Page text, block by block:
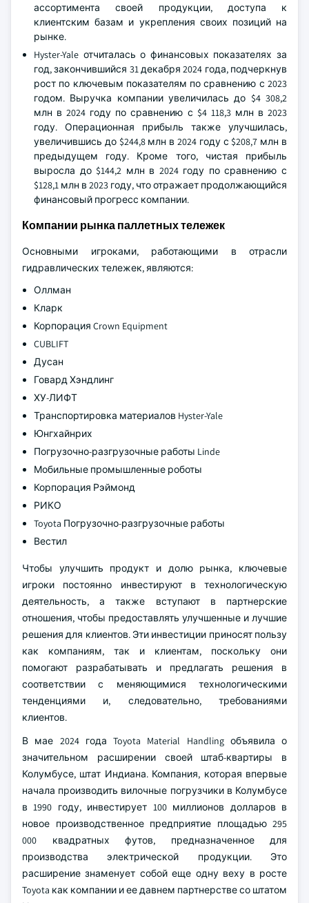
ассортимента своей продукции, доступа к
клиентским базам и укрепления своих позиций на
рынке.
Hyster-Yale отчиталась о финансовых показателях за
год, закончившийся 31 декабря 2024 года, подчеркнув
рост по ключевым показателям по сравнению с 2023
годом. Выручка компании увеличилась до $4 308,2
млн в 2024 году по сравнению с $4 118,3 млн в 2023
году. Операционная прибыль также улучшилась,
увеличившись до $244,8 млн в 2024 году с $208,7 млн в
предыдущем году. Кроме того, чистая прибыль
выросла до $144,2 млн в 2024 году по сравнению с
$128,1 млн в 2023 году, что отражает продолжающийся
финансовый прогресс компании.
Компании рынка паллетных тележек
Основными игроками, работающими в отрасли
гидравлических тележек, являются:
Оллман
Кларк
Корпорация Crown Equipment
CUBLIFT
Дусан
Говард Хэндлинг
ХУ-ЛИФТ
Транспортировка материалов Hyster-Yale
Юнгхайнрих
Погрузочно-разгрузочные работы Linde
Мобильные промышленные роботы
Корпорация Рэймонд
РИКО
Toyota Погрузочно-разгрузочные работы
Вестил
Чтобы улучшить продукт и долю рынка, ключевые
игроки постоянно инвестируют в технологическую
деятельность, а также вступают в партнерские
отношения, чтобы предоставлять улучшенные и лучшие
решения для клиентов. Эти инвестиции приносят пользу
как компаниям, так и клиентам, поскольку они
помогают разрабатывать и предлагать решения в
соответствии с меняющимися технологическими
тенденциями и, следовательно, требованиями
клиентов.
В мае 2024 года Toyota Material Handling объявила о
значительном расширении своей штаб-квартиры в
Колумбусе, штат Индиана. Компания, которая впервые
начала производить вилочные погрузчики в Колумбусе
в 1990 году, инвестирует 100 миллионов долларов в
новое производственное предприятие площадью 295
000 квадратных футов, предназначенное для
производства электрической продукции. Это
расширение знаменует собой еще одну веху в росте
Toyota как компании и ее давнем партнерстве со штатом